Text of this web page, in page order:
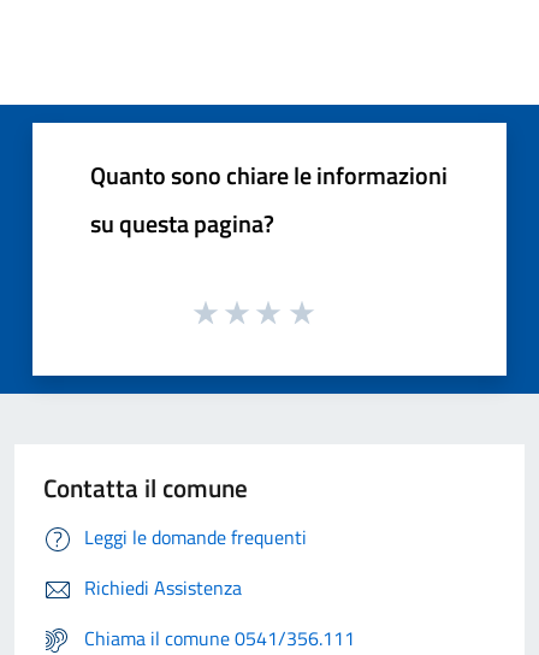
Quanto sono chiare le informazioni
su questa pagina?
Contatta il comune
Leggi le domande frequenti
Richiedi Assistenza
Chiama il comune 0541/356.111